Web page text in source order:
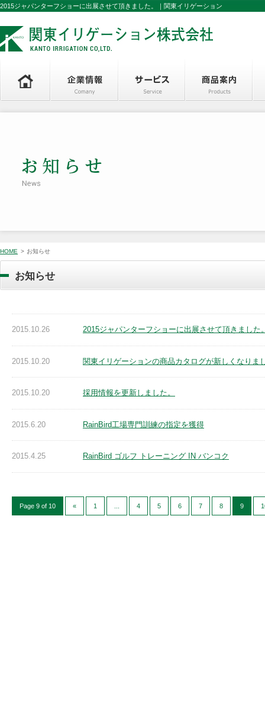
2015ジャパンターフショーに出展させて頂きました。｜関東イリゲーション
HOME > お知らせ
お知らせ
2015.10.26 2015ジャパンターフショーに出展させて頂きました
2015.10.20 関東イリゲーションの商品カタログが新しくなりま
2015.10.20 採用情報を更新しました。
2015.6.20 RainBird工場専門訓練の指定を獲得
2015.4.25 RainBird ゴルフ トレーニング IN バンコク
Page 9 of 10 « 1 4 5 6 7 8 9